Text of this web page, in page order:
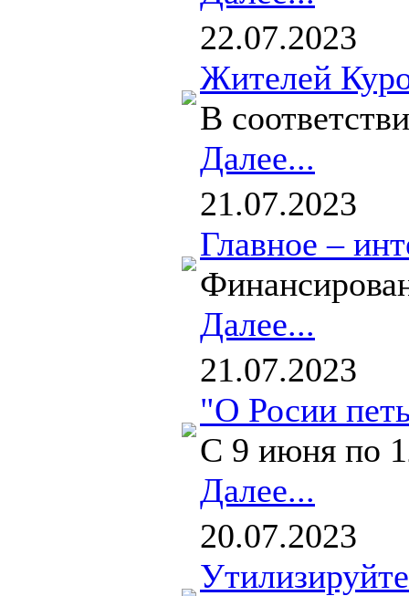
22.07.2023
Жителей
В
Далее...
21.07.2023
Главное –
Далее...
21.07.2023
"О Росии
С 9 июня по
Далее...
20.07.2023